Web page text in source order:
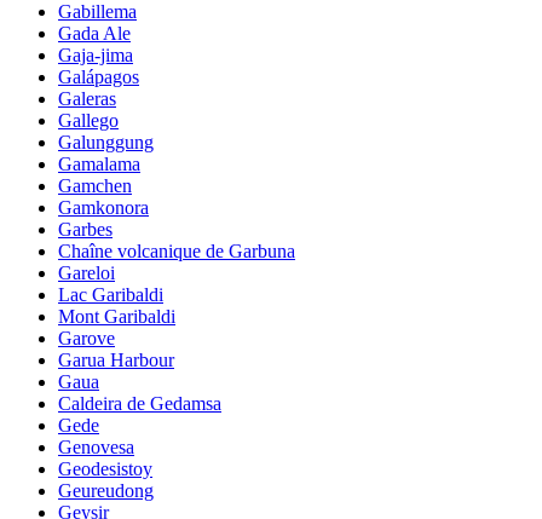
Gabillema
Gada Ale
Gaja-jima
Galápagos
Galeras
Gallego
Galunggung
Gamalama
Gamchen
Gamkonora
Garbes
Chaîne volcanique de Garbuna
Gareloi
Lac Garibaldi
Mont Garibaldi
Garove
Garua Harbour
Gaua
Caldeira de Gedamsa
Gede
Genovesa
Geodesistoy
Geureudong
Geysir